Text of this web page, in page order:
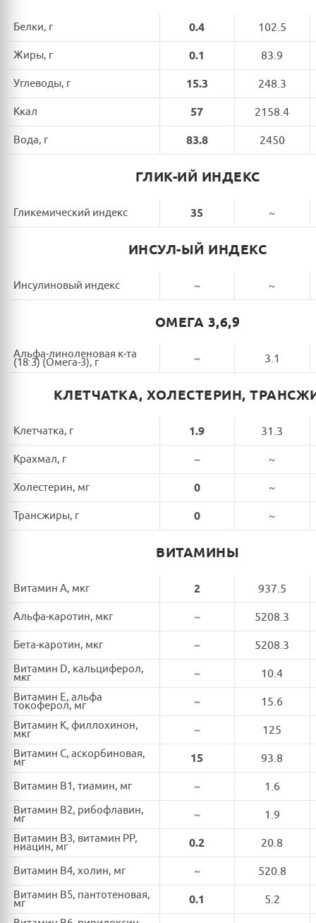
Белки, г 0.4 102.5
Жиры, г 0.1 83.9
Углеводы, г 15.3 248.3
Ккал 57 2158.4
Вода, г 83.8 2450
ГЛИК-ИЙ ИНДЕКС
Гликемический индекс 35 ~
ИНСУЛ-ЫЙ ИНДЕКС
Инсулиновый индекс ~ ~
ОМЕГА 3,6,9
Альфа-линоленовая к-та
(18:3) (Омега-3), г ~ 3.1
КЛЕТЧАТКА, ХОЛЕСТЕРИН,
Клетчатка, г 1.9 31.3
Крахмал, г ~ ~
Холестерин, мг 0 ~
Трансжиры, г 0 ~
ВИТАМИНЫ
Витамин A, мкг 2 937.5
Альфа-каротин, мкг ~ 5208.3
Бета-каротин, мкг ~ 5208.3
Витамин D, кальциферол,
мкг ~ 10.4
Витамин E, альфа
токоферол, мг ~ 15.6
Витамин K, филлохинон,
мкг ~ 125
Витамин C, аскорбиновая,
мг 15 93.8
Витамин B1, тиамин, мг ~ 1.6
Витамин B2, рибофлавин,
мг ~ 1.9
Витамин B3, витамин PP,
ниацин, мг 0.2 20.8
Витамин B4, холин, мг ~ 520.8
Витамин B5, пантотеновая,
мг 0.1 5.2